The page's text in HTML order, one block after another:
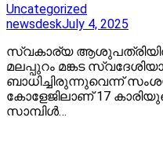
Uncategorized
newsdeskJuly 4, 2025
സ്വകാര്യ ആശുപത്രിയിൽ
മലപ്പുറം മങ്കട
ബാധിച്ചിരുന്നുവെന്ന്
കോളേജിലാണ് 17
സാമ്പിൾ…